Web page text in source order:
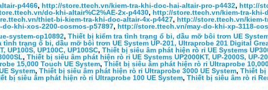
p4466, http://store.ttech.vn/kiem-tra-khi-doc-hai-altair-pro-p4432, http://
do-khi-altair%C2%AE-2x-p4430, http://store.ttech.vn/kiem-tra-khi-
thiet-bi-kiem-tra-khi-doc-altair-4x-p4427, http://store.ttech.vn/kiem-
khi-xos-2200-cosmos-p57897, http://store.ttech.vn/may-do-khi-xp-3118-
system-cp10892, Thiết bị kiểm tra tình trạng ổ bi, dầu mỡ bôi trơn UE
tình trạng ổ bi, dầu mỡ bôi trơn UE System UP-201, Ultraprobe 201 Digital
UP100S, UP100C, UP100SC, Thiết bị siêu âm phát hiện rò rỉ UE Systems
, Thiết bị siêu âm phát hiện rò rỉ UE Systems UP2000KT, UP-2000S, UP-
15,000 Touch UE System, Thiết bị siêu âm phát hiện rò rỉ Ultraprobe
System, Thiết bị siêu âm phát hiện rò rỉ Ultraprobe 3000 UE System, Thiết bị
bị siêu âm phát hiện rò rỉ Ultraprobe 100 UE System, Thiết bị siêu âm rò rỉ